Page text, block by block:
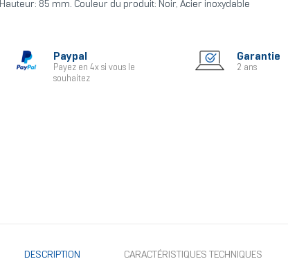
Hauteur: 85 mm. Couleur du produit: Noir, Acier inoxydable
Paypal
Payez en 4x si vous le
souhaitez
Garantie
2 ans
DESCRIPTION CARACTÉRISTIQUES TECHNIQUES